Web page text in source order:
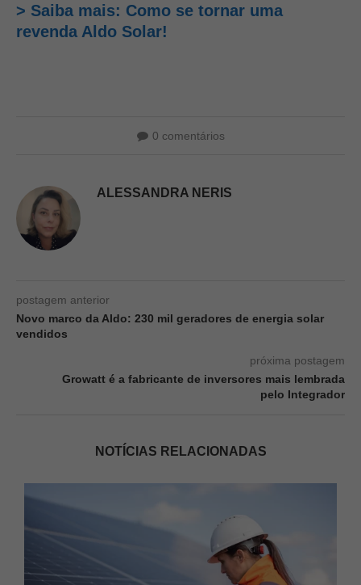
> Saiba mais: Como se tornar uma
revenda Aldo Solar!
0 comentários
ALESSANDRA NERIS
postagem anterior
Novo marco da Aldo: 230 mil geradores de energia solar
vendidos
próxima postagem
Growatt é a fabricante de inversores mais lembrada
pelo Integrador
NOTÍCIAS RELACIONADAS